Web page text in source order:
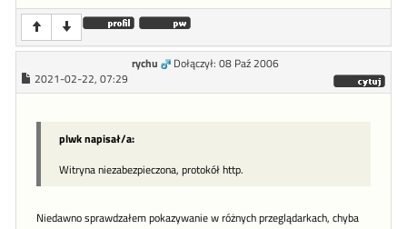
rychu
Dołączył: 08 Paź 2006
2021-02-22, 07:29
plwk napisał/a:
Witryna niezabezpieczona, protokół http.
Niedawno sprawdzałem pokazywanie w różnych przeglądarkach, chyba